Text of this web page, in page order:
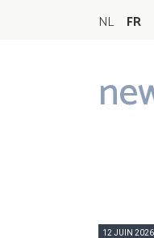
NL FR
Main
12 JUIN 2026